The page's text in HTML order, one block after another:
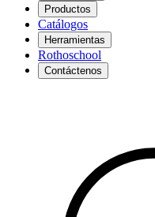
Productos
Catálogos
Herramientas
Rothoschool
Contáctenos